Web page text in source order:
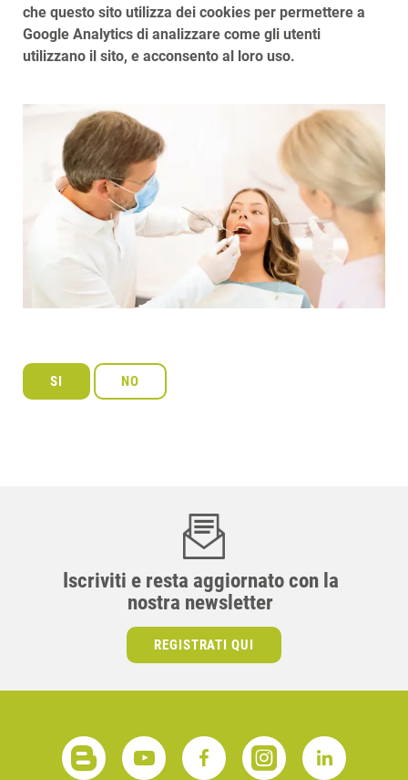
che questo sito utilizza dei cookies per permettere a
Google Analytics di analizzare come gli utenti
utilizzano il sito, e acconsento al loro uso.
Iscriviti e resta aggiornato con la
nostra newsletter
REGISTRATI QUI